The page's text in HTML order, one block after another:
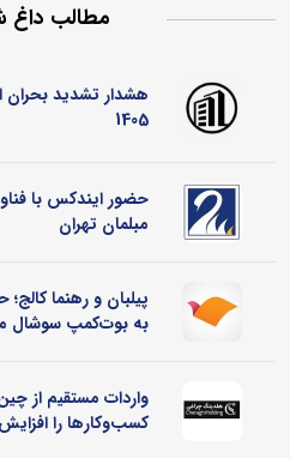
مطالب داغ
هشدار تشدید بحران
1405
حضور ایندکس با
مبلمان تهران
پیلبان و رهنما
به بوت‌کمپ سوشال
واردات مستقیم از
کسب‌وکارها را